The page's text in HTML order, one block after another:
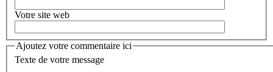
Votre site web
Ajoutez votre commentaire ici
Texte de votre message